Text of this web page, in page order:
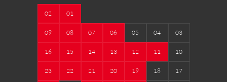
01
02
03
04
05
06
07
08
09
10
11
12
13
14
15
16
17
18
19
20
21
22
23